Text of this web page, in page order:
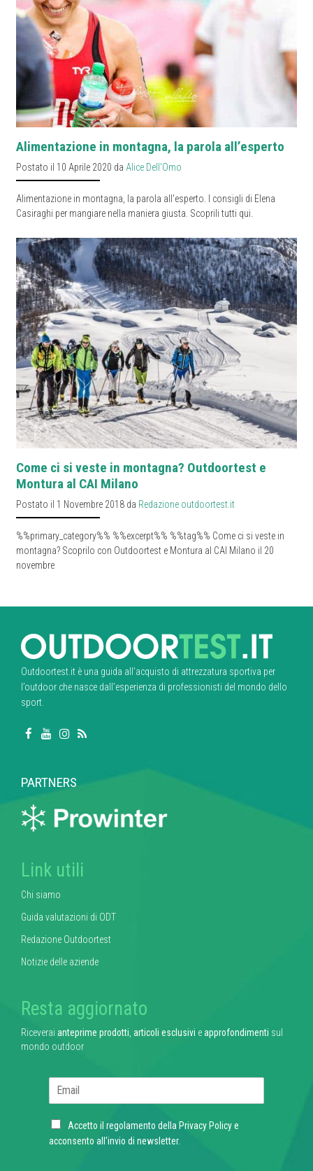
Alimentazione in montagna, la parola all’esperto
Postato il 10 Aprile 2020 da Alice Dell'Omo
Alimentazione in montagna, la parola all'esperto. I consigli di Elena
Casiraghi per mangiare nella maniera giusta. Scoprili tutti qui.
Come ci si veste in montagna? Outdoortest e
Montura al CAI Milano
Postato il 1 Novembre 2018 da Redazione outdoortest.it
%%primary_category%% %%excerpt%% %%tag%% Come ci si veste in
montagna? Scoprilo con Outdoortest e Montura al CAI Milano il 20
novembre
Outdoortest.it è una guida all’acquisto di attrezzatura sportiva per
l’outdoor che nasce dall’esperienza di professionisti del mondo dello
sport.
PARTNERS
Link utili
Chi siamo
Guida valutazioni di ODT
Redazione Outdoortest
Notizie delle aziende
Resta aggiornato
Riceverai anteprime prodotti articoli esclusivi eapprofondimenti sul
mondo outdoor
l
C
h
Accetto il regolamento della Privacy Policye
acconsento all'invio di newsletter.